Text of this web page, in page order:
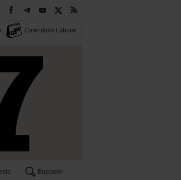
Calendario Laboral
Buscador